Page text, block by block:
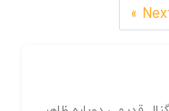
Next